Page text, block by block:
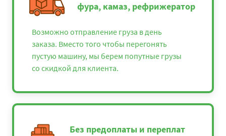
фура, камаз, рефрижератор
Возможно отправление груза в день
заказа. Вместо того чтобы перегонять
пустую машину, мы берем попутные грузы
со скидкой для клиента.
Без предоплаты и переплат